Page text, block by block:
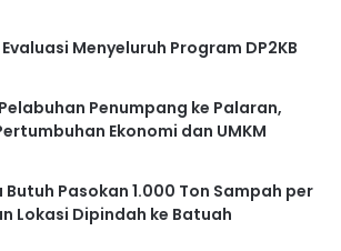
Menyeluruh Program DP2KB
Penumpang ke Palaran,
Ekonomi dan UMKM
Butuh Pasokan 1.000 Ton Sampah per
Lokasi Dipindah ke Batuah